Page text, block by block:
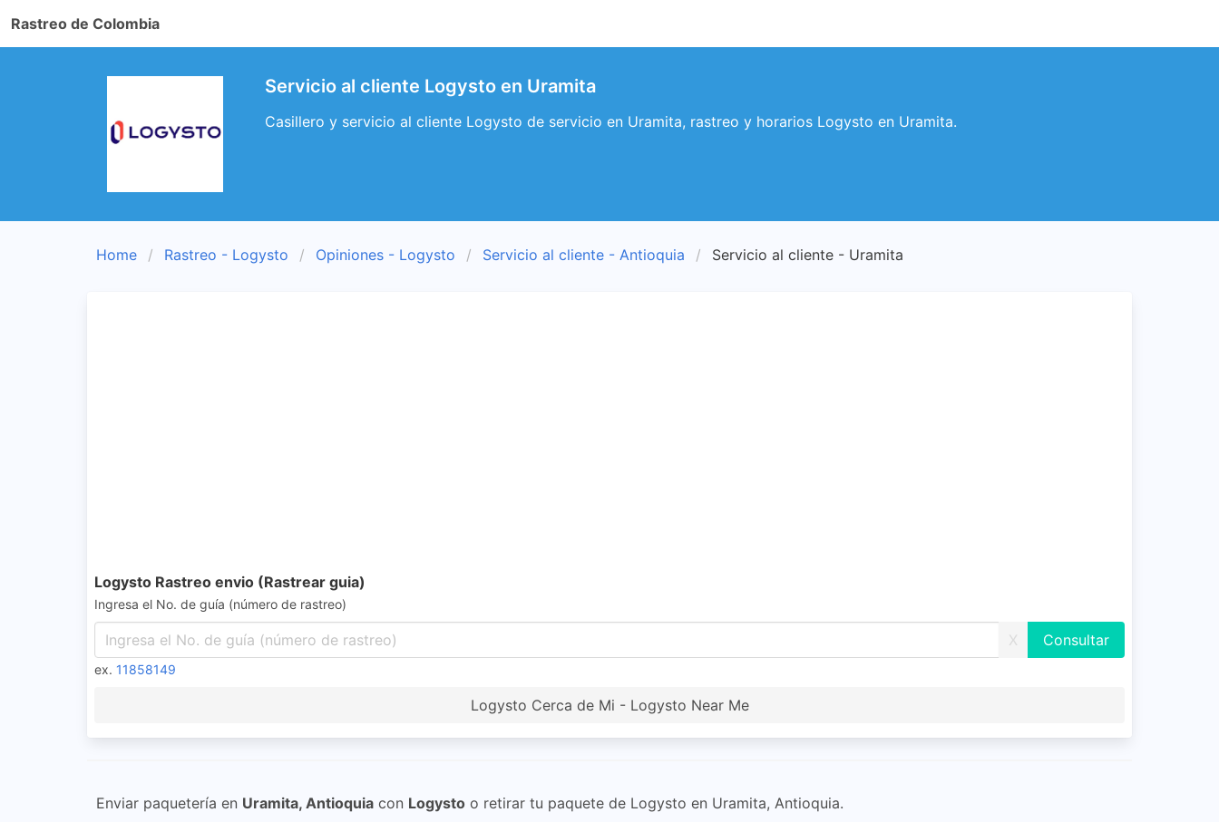
Rastreo de Colombia
Servicio al cliente Logysto en Uramita
Casillero y servicio al cliente Logysto de servicio en Uramita, rastreo y horarios Logysto en Uramita.
Home Rastreo - Logysto Opiniones - Logysto Servicio al cliente - Antioquia Servicio al cliente - Uramita
Logysto Rastreo envio (Rastrear guia)
Ingresa el No. de guía (número de rastreo)
X
ex. 11858149
Logysto Cerca de Mi - Logysto Near Me
Enviar paquetería en Uramita, Antioquia con Logysto o retirar tu paquete de Logysto en Uramita, Antioquia.